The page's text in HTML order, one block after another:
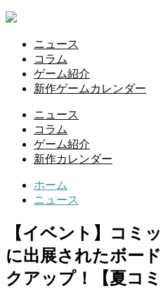
ニュース
コラム
ゲーム紹介
新作ゲームカレンダー
ニュース
コラム
ゲーム紹介
新作カレンダー
ホーム
ニュース
【イベント】コミ
に出展されたボー
クアップ！【夏コミ